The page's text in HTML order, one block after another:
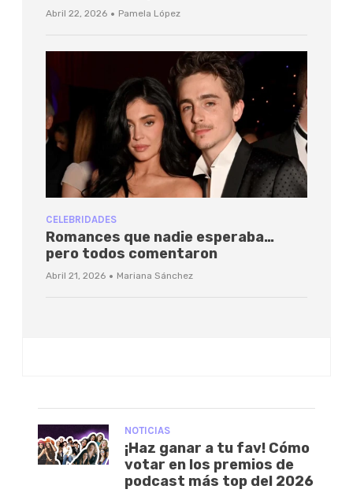
Abril 22, 2026 · Pamela López
CELEBRIDADES
Romances que nadie esperaba…
pero todos comentaron
Abril 21, 2026 · Mariana Sánchez
NOTICIAS
¡Haz ganar a tu fav! Cómo
votar en los premios de
podcast más top del 2026